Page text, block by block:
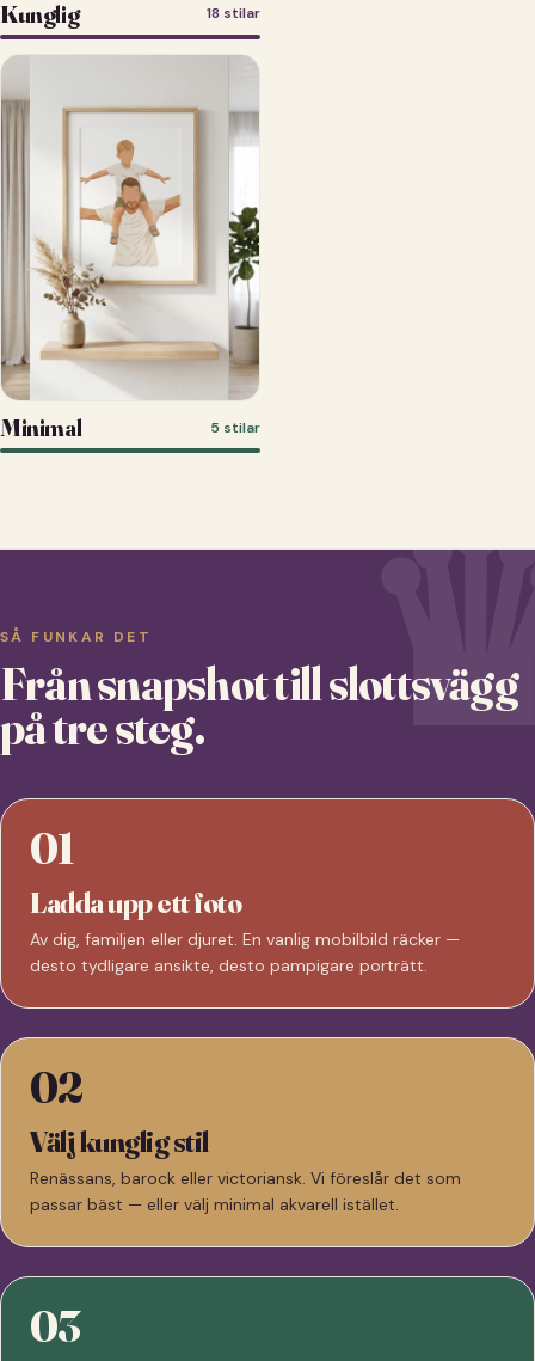
Kunglig 18 stilar
Minimal 5 stilar
SÅ FUNKAR DET
Från snapshot till slottsvägg
på tre steg.
01
Ladda upp ett foto
Av dig, familjen eller djuret. En vanlig mobilbild räcker —
desto tydligare ansikte, desto pampigare porträtt.
02
Välj kunglig stil
Renässans, barock eller victoriansk. Vi föreslår det som
passar bäst — eller välj minimal akvarell istället.
03